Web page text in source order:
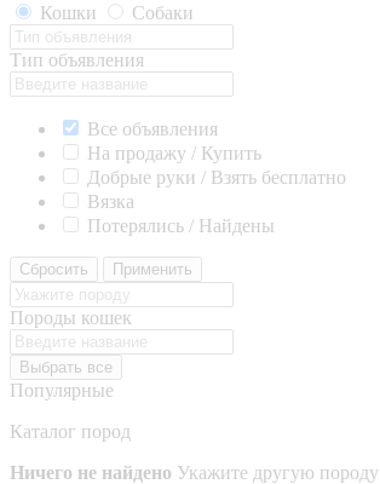
Кошки
Собаки
Тип объявления
Все объявления
На продажу / Купить
Добрые руки / Взять бесплатно
Вязка
Потерялись / Найдены
Сбросить Применить
Породы кошек
Выбрать все
Популярные
Каталог пород
Ничего не найдено Укажите другую породу